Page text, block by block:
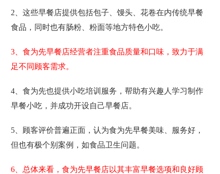
2、这些早餐店提供包括包子、馒头、花卷在内传统早餐
食品，同时也有肠粉、粉面等地方特色小吃。
3、食为先早餐店经营者注重食品质量和口味，致力于满
足不同顾客需求。
4、食为先也提供小吃培训服务，帮助有兴趣人学习制作
早餐小吃，并成功开设自己早餐店。
5、顾客评价普遍正面，认为食为先早餐美味、服务好，
但也有极个别案例，如食品卫生问题。
6、总体来看，食为先早餐店以其丰富早餐选项和良好顾